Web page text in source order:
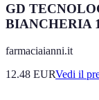
GD
BIANCHERIA
farmaciaianni.it
12.48 EURVedi il